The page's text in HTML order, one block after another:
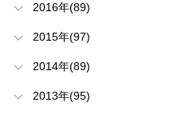
2016年(89)
2015年(97)
2014年(89)
2013年(95)